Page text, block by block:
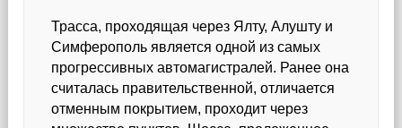
Трасса, проходящая через Ялту, Алушту и
Симферополь является одной из самых
прогрессивных автомагистралей. Ранее она
считалась правительственной, отличается
отменным покрытием, проходит через